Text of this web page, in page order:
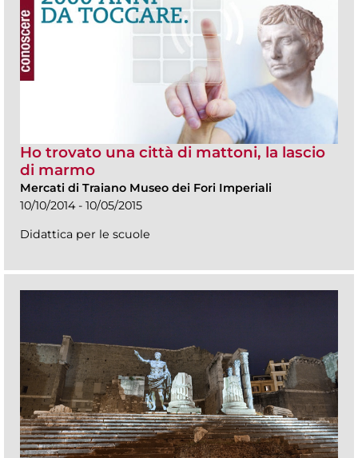
Ho trovato una città di mattoni, la lascio
di marmo
Mercati di Traiano Museo dei Fori Imperiali
10/10/2014 - 10/05/2015
Didattica per le scuole